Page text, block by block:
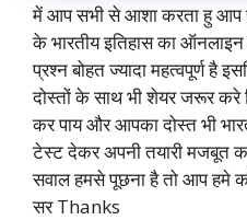
में आप सभी से आशा करता हु आप
के भारतीय इतिहास का
प्रश्न बोहत ज्यादा महत्वपूर्ण
दोस्तों के साथ भी शेयर जरूर
कर पाय और आपका दोस्त भी
टेस्ट देकर अपनी तयारी मजबूत
सवाल हमसे पूछना है तो आप हमे
सर Thanks